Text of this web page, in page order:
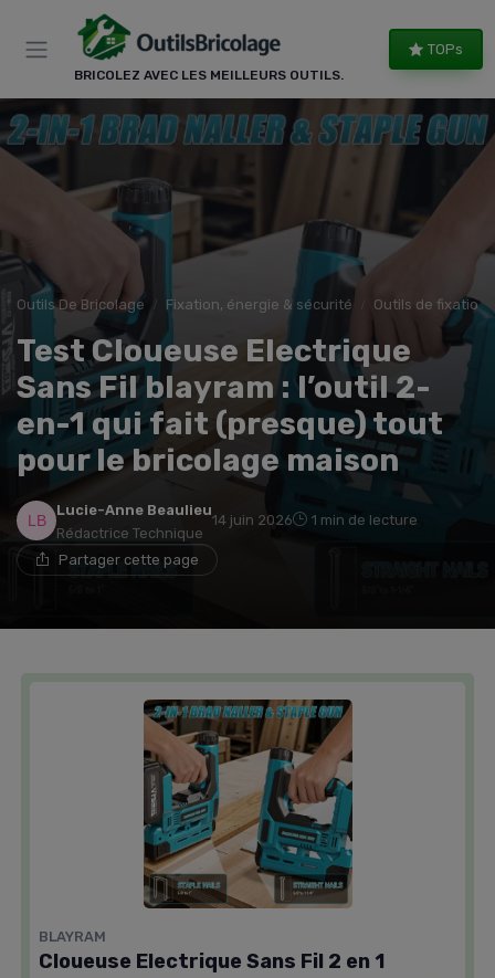
BRICOLEZ AVEC LES MEILLEURS OUTILS.
TOPs
Outils De Bricolage Fixation, énergie & sécurité Outils de fixation
Test Cloueuse Electrique
Sans Fil blayram : l’outil 2-
en-1 qui fait (presque) tout
pour le bricolage maison
Lucie-Anne Beaulieu
Rédactrice Technique
14 juin 2026 1 min de lecture
Partager cette page
BLAYRAM
Cloueuse Electrique Sans Fil 2 en 1
Panneau de gestion des cookies